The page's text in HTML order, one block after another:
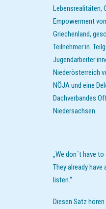
Lebensrealitäten,
Empowerment
Griechenland,
Teilnehmer:in.
Niederösterreich
NÖJA und eine
Dachverbandes
Niedersachsen.
„We don´t have
They already have
listen.“
Diesen Satz